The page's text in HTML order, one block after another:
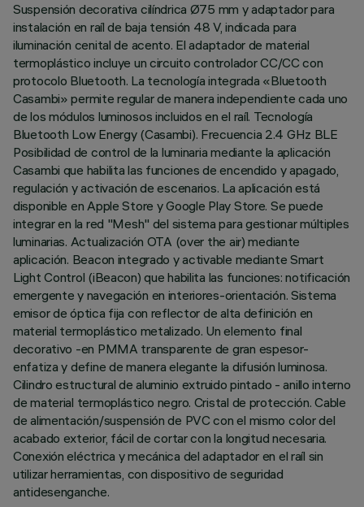
Suspensión decorativa cilíndrica Ø75 mm y adaptador para
instalación en raíl de baja tensión 48 V, indicada para
iluminación cenital de acento. El adaptador de material
termoplástico incluye un circuito controlador CC/CC con
protocolo Bluetooth. La tecnología integrada «Bluetooth
Casambi» permite regular de manera independiente cada uno
de los módulos luminosos incluidos en el raíl. Tecnología
Bluetooth Low Energy (Casambi). Frecuencia 2.4 GHz BLE
Posibilidad de control de la luminaria mediante la aplicación
Casambi que habilita las funciones de encendido y apagado,
regulación y activación de escenarios. La aplicación está
disponible en Apple Store y Google Play Store. Se puede
integrar en la red "Mesh" del sistema para gestionar múltiples
luminarias. Actualización OTA (over the air) mediante
aplicación. Beacon integrado y activable mediante Smart
Light Control (iBeacon) que habilita las funciones: notificación
emergente y navegación en interiores-orientación. Sistema
emisor de óptica fija con reflector de alta definición en
material termoplástico metalizado. Un elemento final
decorativo -en PMMA transparente de gran espesor-
enfatiza y define de manera elegante la difusión luminosa.
Cilindro estructural de aluminio extruido pintado - anillo interno
de material termoplástico negro. Cristal de protección. Cable
de alimentación/suspensión de PVC con el mismo color del
acabado exterior, fácil de cortar con la longitud necesaria.
Conexión eléctrica y mecánica del adaptador en el raíl sin
utilizar herramientas, con dispositivo de seguridad
antidesenganche.